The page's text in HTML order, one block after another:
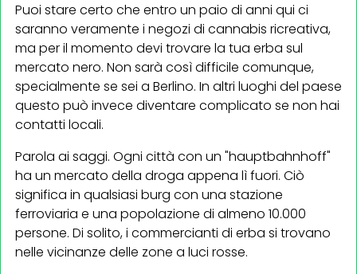
Puoi stare certo che entro un paio di anni qui ci
saranno veramente i negozi di cannabis ricreativa,
ma per il momento devi trovare la tua erba sul
mercato nero. Non sarà così difficile comunque,
specialmente se sei a Berlino. In altri luoghi del paese
questo può invece diventare complicato se non hai
contatti locali.
Parola ai saggi. Ogni città con un "hauptbahnhoff"
ha un mercato della droga appena lì fuori. Ciò
significa in qualsiasi burg con una stazione
ferroviaria e una popolazione di almeno 10.000
persone. Di solito, i commercianti di erba si trovano
nelle vicinanze delle zone a luci rosse.